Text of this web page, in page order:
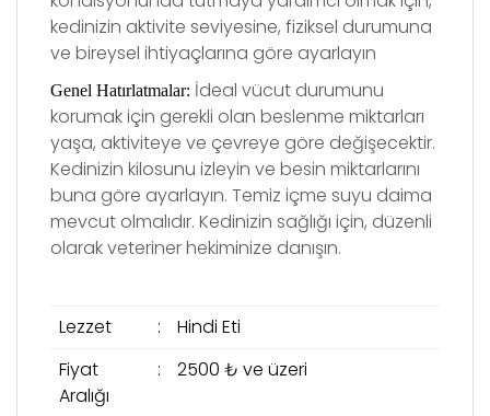
kedinizin aktivite seviyesine, fiziksel durumuna
ve bireysel ihtiyaçlarına göre ayarlayın
Genel Hatırlatmalar: İdeal vücut durumunu
korumak için gerekli olan beslenme miktarları
yaşa, aktiviteye ve çevreye göre değişecektir.
Kedinizin kilosunu izleyin ve besin miktarlarını
buna göre ayarlayın. Temiz içme suyu daima
mevcut olmalıdır. Kedinizin sağlığı için, düzenli
olarak veteriner hekiminize danışın.
Lezzet :
Hindi Eti
Fiyat
Aralığı
: 2500 ₺ ve üzeri